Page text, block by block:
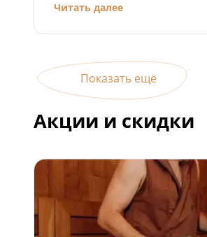
(перерыв между заходами)
Читать далее
Показать ещё
Акции и скидки